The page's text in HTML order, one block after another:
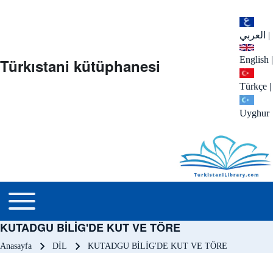
العربي |
English |
Türkçe |
Uyghur
Türkıstani kütüphanesi
menu_tr
Toggle main menu
KUTADGU BİLİG'DE KUT VE TÖRE
Sayfa yolu
Anasayfa DİL KUTADGU BİLİG'DE KUT VE TÖRE